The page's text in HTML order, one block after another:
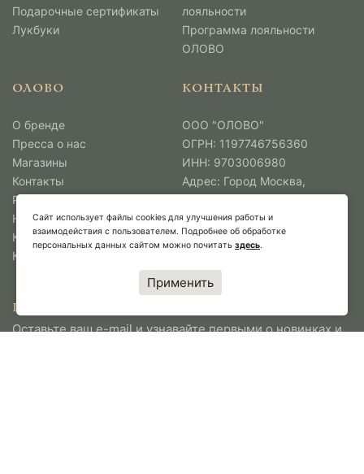
Сайт использует файлы cookies для улучшения работы и
взаимодействия с пользователем. Подробнее об обработке
персональных данных сайтом можно почитать здесь.
Применить
Подарочные сертификаты
Лукбуки
лояльности
Программа лояльности
ОЛОВО
ОЛОВО
О бренде
Пресса о нас
Магазины
Контакты
Работа в Олово
Новости
Коллекции
Коллаборации
КОНТАКТЫ
ООО "ОЛОВО"
ОГРН: 1197746756360
ИНН: 9703006980
Адрес: Город Москва,
Тел.:+7 (495) 565-38-88
Перейти
ПОДПИСАТЬСЯ НА НОВОСТИ ОЛОВО
Оставьте ваш e-mail и узнавайте первыми о новинках и